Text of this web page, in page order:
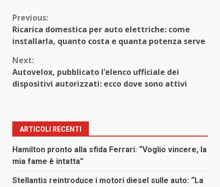
Continue
Reading
Previous:
Ricarica domestica per auto elettriche: come
installarla, quanto costa e quanta potenza serve
Next:
Autovelox, pubblicato l’elenco ufficiale dei
dispositivi autorizzati: ecco dove sono attivi
ARTICOLI RECENTI
Hamilton pronto alla sfida Ferrari: “Voglio vincere, la
mia fame è intatta”
Stellantis reintroduce i motori diesel sulle auto: “La